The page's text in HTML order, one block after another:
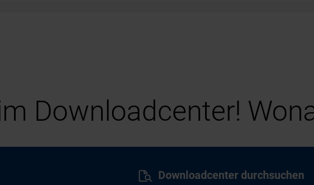
Downloadcenter!
Downloadcenter durchsuchen